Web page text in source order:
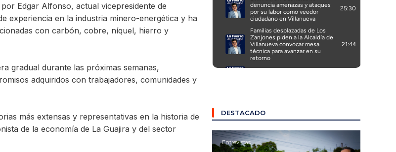
Edgar Alfonso, actual vicepresidente de
experiencia en la industria minero-energética y ha
con carbón, cobre, níquel, hierro y
gradual durante las próximas semanas,
adquiridos con trabajadores, comunidades y
más extensas y representativas en la historia de
de la economía de La Guajira y del sector
DESTACADO
Entrevistas